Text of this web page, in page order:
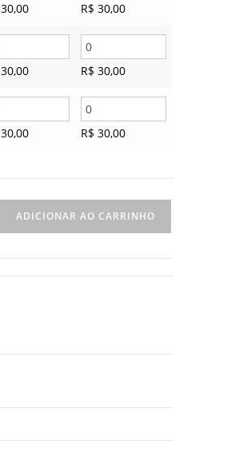
30,00 R$ 30,00
30,00 R$ 30,00
30,00 R$ 30,00
ADICIONAR AO CARRINHO